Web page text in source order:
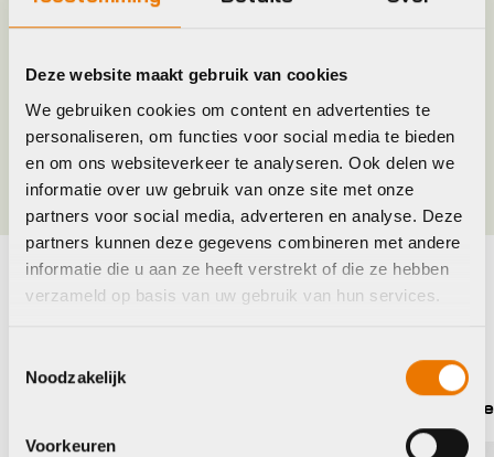
Deze website maakt gebruik van cookies
We gebruiken cookies om content en advertenties te
personaliseren, om functies voor social media te bieden
en om ons websiteverkeer te analyseren. Ook delen we
informatie over uw gebruik van onze site met onze
partners voor social media, adverteren en analyse. Deze
partners kunnen deze gegevens combineren met andere
informatie die u aan ze heeft verstrekt of die ze hebben
verzameld op basis van uw gebruik van hun services.
Noodzakelijk
Voorkeuren
Merk
Maat 3XL, L, M, XL, XXL
Maak je fiets compleet